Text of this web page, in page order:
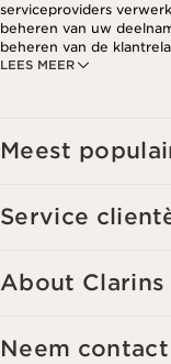
LEES MEER
serviceproviders
beheren van uw
beheren van de
aanbiedingen te kunnen
Meest
Service
About Clarins
Neem